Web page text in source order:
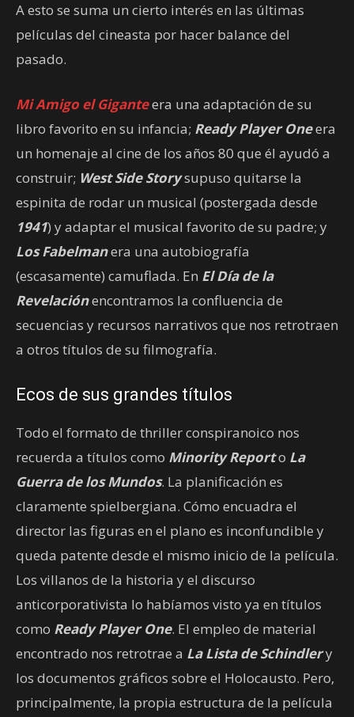
A esto se suma un cierto interés en las últimas
películas del cineasta por hacer balance del
pasado.
Mi Amigo el Giganteera una adaptación de su
libro favorito en su infancia; Ready Player Oneera
un homenaje al cine de los años 80 que él ayudó a
construir; West Side Storysupuso quitarse la
espinita de rodar un musical (postergada desde
1941) y adaptar el musical favorito de su padre; y
Los Fabelmanera una autobiografía
(escasamente) camuflada. En El Día de la
Revelaciónencontramos la confluencia de
secuencias y recursos narrativos que nos retrotraen
a otros títulos de su filmografía.
Ecos de sus grandes títulos
Todo el formato de thriller conspiranoico nos
recuerda a títulos como Minority Reporto La
Guerra de los Mundos. La planificación es
claramente spielbergiana. Cómo encuadra el
director las figuras en el plano es inconfundible y
queda patente desde el mismo inicio de la película.
Los villanos de la historia y el discurso
anticorporativista lo habíamos visto ya en títulos
como Ready Player One. El empleo de material
encontrado nos retrotrae a La Lista de Schindlery
los documentos gráficos sobre el Holocausto. Pero,
principalmente, la propia estructura de la película